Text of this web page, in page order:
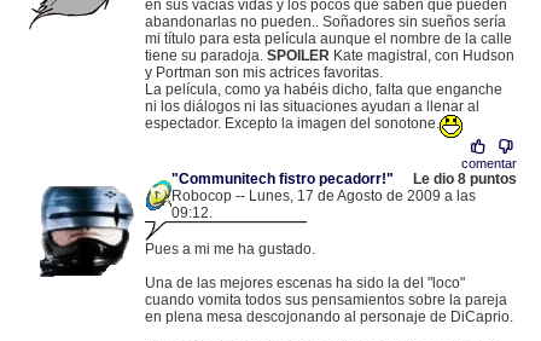
en sus vacias vidas y los pocos que saben que pueden
abandonarlas no pueden.. Soñadores sin sueños sería
mi título para esta película aunque el nombre de la calle
tiene su paradoja. SPOILER Kate magistral, con Hudson
y Portman son mis actrices favoritas.
La película, como ya habéis dicho, falta que enganche
ni los diálogos ni las situaciones ayudan a llenar al
espectador. Excepto la imagen del sonotone.
comentar
"Communitech fistro pecadorr!"
Le dio 8 puntos
Robocop -- Lunes, 17 de Agosto de 2009 a las
09:12.
Pues a mi me ha gustado.
Una de las mejores escenas ha sido la del "loco"
cuando vomita todos sus pensamientos sobre la pareja
en plena mesa descojonando al personaje de DiCaprio.